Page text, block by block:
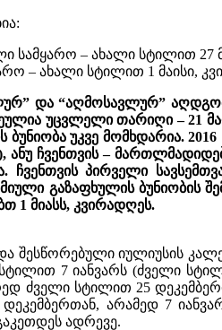
სამყარო – ახალი სტილით 27
– ახალი სტილით 1 მაისი,
და “აღმოსავლურ”
უცვლელი თარიღი – 21
უკვე მომხდარია.
ანუ ჩვენთვის –
ჩვენთვის პირველი
გაზაფხულის ბუნიობის
1 მიასს, კვირადღეს.
შესწორებული იულიუსის
7 იანვარს (ძველი
ძველი სტილით 25
არამედ 7
ადრევე.